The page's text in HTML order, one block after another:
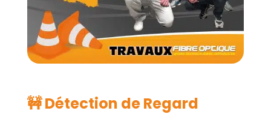
🚧 Détection de Regard